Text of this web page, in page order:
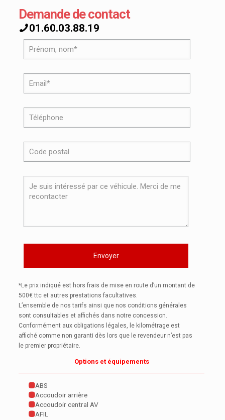
Demande de contact
01.60.03.88.19
*Le prix indiqué est hors frais de mise en route d’un montant de
500€ ttc et autres prestations facultatives.
L’ensemble de nos tarifs ainsi que nos conditions générales
sont consultables et affichés dans notre concession.
Conformément aux obligations légales, le kilométrage est
affiché comme non garanti dès lors que le revendeur n’est pas
le premier propriétaire.
Options et équipements
ABS
Accoudoir arrière
Accoudoir central AV
AFIL